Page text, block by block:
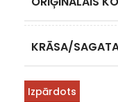
KRĀSA/
Izpārdots